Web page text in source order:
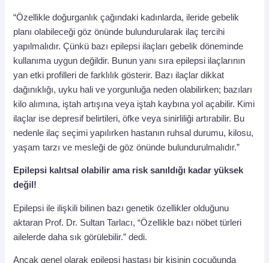
“Özellikle doğurganlık çağındaki kadınlarda, ileride gebelik
planı olabileceği göz önünde bulundurularak ilaç tercihi
yapılmalıdır. Çünkü bazı epilepsi ilaçları gebelik döneminde
kullanıma uygun değildir. Bunun yanı sıra epilepsi ilaçlarının
yan etki profilleri de farklılık gösterir. Bazı ilaçlar dikkat
dağınıklığı, uyku hali ve yorgunluğa neden olabilirken; bazıları
kilo alımına, iştah artışına veya iştah kaybına yol açabilir. Kimi
ilaçlar ise depresif belirtileri, öfke veya sinirliliği artırabilir. Bu
nedenle ilaç seçimi yapılırken hastanın ruhsal durumu, kilosu,
yaşam tarzı ve mesleği de göz önünde bulundurulmalıdır.”
Epilepsi kalıtsal olabilir ama risk sanıldığı kadar yüksek
değil!
Epilepsi ile ilişkili bilinen bazı genetik özellikler olduğunu
aktaran Prof. Dr. Sultan Tarlacı, “Özellikle bazı nöbet türleri
ailelerde daha sık görülebilir.” dedi.
Ancak genel olarak epilepsi hastası bir kişinin çocuğunda